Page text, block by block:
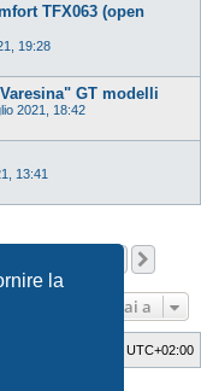
la
TFX063 (open
19:28
GT modelli
2021, 18:42
13:41
Vai a
UTC+02:00